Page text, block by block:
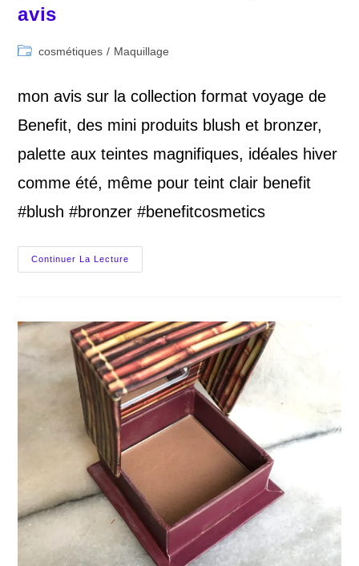
avis
Postcosmétiques / Maquillage
mon avis sur la collection format voyage de
Benefit, des mini produits blush et bronzer,
palette aux teintes magnifiques, idéales hiver
comme été, même pour teint clair benefit
#blush #bronzer #benefitcosmetics
Continuer La Lecture
Teint
Mini
De
Benefit,
Mon
Avis